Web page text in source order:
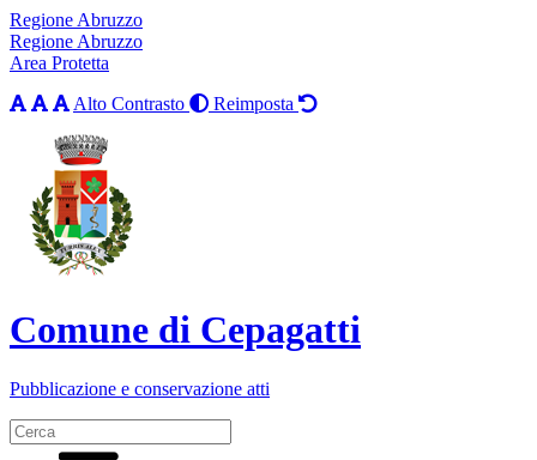
Regione Abruzzo
Regione Abruzzo
Area Protetta
Alto Contrasto
Reimposta
Comune di Cepagatti
Pubblicazione e conservazione atti